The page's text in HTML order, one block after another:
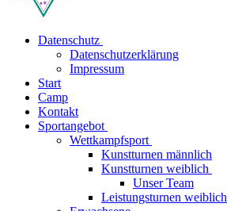
Datenschutz
Datenschutzerklärung
Impressum
Start
Camp
Kontakt
Sportangebot
Wettkampfsport
Kunstturnen männlich
Kunstturnen weiblich
Unser Team
Leistungsturnen weiblich